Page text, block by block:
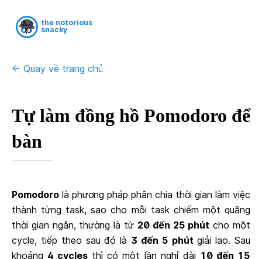
the notorious
snacky
<- Quay về trang chủ
Tự làm đồng hồ Pomodoro để
bàn
Pomodoro là phương pháp phân chia thời gian làm việc
thành từng task, sao cho mỗi task chiếm một quãng
thời gian ngắn, thường là từ 20 đến 25 phút cho một
cycle, tiếp theo sau đó là 3 đến 5 phút giải lao. Sau
khoảng 4 cycles thì có một lần nghỉ dài 10 đến 15